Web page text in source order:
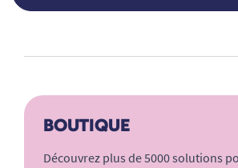
BOUTIQUE
Découvrez plus de 5000 solutions